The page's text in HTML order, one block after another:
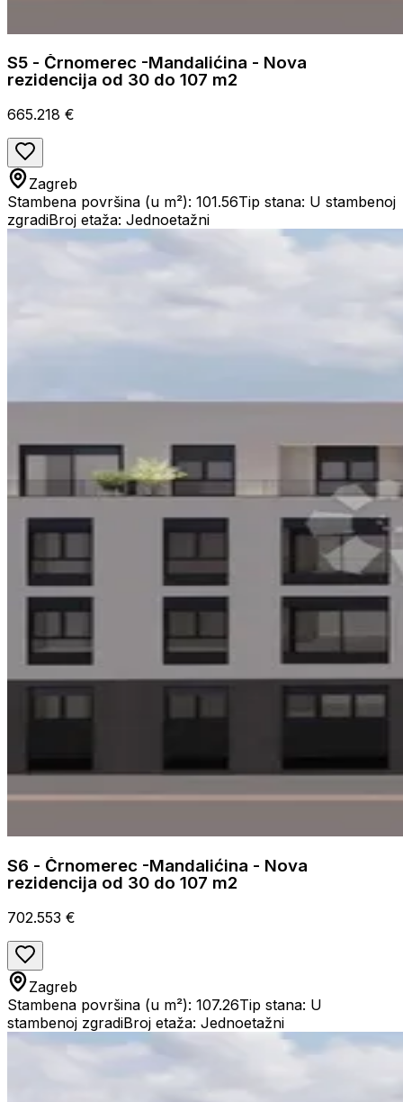
S5 - Črnomerec -Mandalićina - Nova
rezidencija od 30 do 107 m2
665.218 €
Zagreb
Stambena površina (u m²): 101.56Tip stana: U stambenoj
zgradiBroj etaža: Jednoetažni
S6 - Črnomerec -Mandalićina - Nova
rezidencija od 30 do 107 m2
702.553 €
Zagreb
Stambena površina (u m²): 107.26Tip stana: U
stambenoj zgradiBroj etaža: Jednoetažni